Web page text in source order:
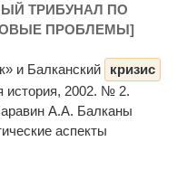
ТРИБУНАЛ ПО
ПРОБЛЕМЫ]
и Балканский
кризис
история, 2002. № 2.
А.А. Балканы
аспекты